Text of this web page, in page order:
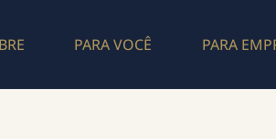
PARA VOCÊ PARA